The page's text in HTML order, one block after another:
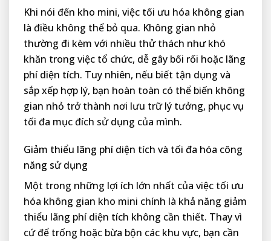
Khi nói đến kho mini, việc tối ưu hóa không gian
là điều không thể bỏ qua. Không gian nhỏ
thường đi kèm với nhiều thử thách như khó
khăn trong việc tổ chức, dễ gây bối rối hoặc lãng
phí diện tích. Tuy nhiên, nếu biết tận dụng và
sắp xếp hợp lý, bạn hoàn toàn có thể biến không
gian nhỏ trở thành nơi lưu trữ lý tưởng, phục vụ
tối đa mục đích sử dụng của mình.
Giảm thiểu lãng phí diện tích và tối đa hóa công
năng sử dụng
Một trong những lợi ích lớn nhất của việc tối ưu
hóa không gian kho mini chính là khả năng giảm
thiểu lãng phí diện tích không cần thiết. Thay vì
cứ để trống hoặc bừa bộn các khu vực, bạn cần